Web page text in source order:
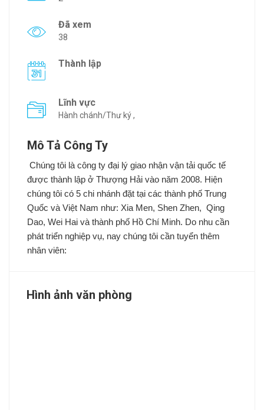
Đã xem
38
Thành lập
Lĩnh vực
Hành chánh/Thư ký ,
Mô Tả Công Ty
Chúng tôi là công ty đại lý giao nhận vận tải quốc tế
được thành lập ở Thượng Hải vào năm 2008. Hiện
chúng tôi có 5 chi nhánh đặt tại các thành phố Trung
Quốc và Việt Nam như: Xia Men, Shen Zhen, Qing
Dao, Wei Hai và thành phố Hồ Chí Minh. Do nhu cần
phát triển nghiệp vụ, nay chúng tôi cần tuyển thêm
nhân viên:
Hình ảnh văn phòng